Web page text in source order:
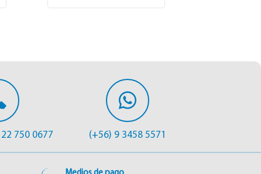
22 750 0677 (+56) 9 3458 5571